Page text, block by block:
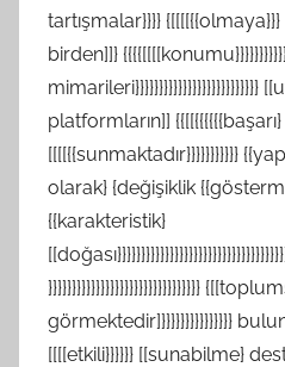
tartışmalar}}}}
birden]]}
mimarileri}}}}}}}}}}}}}}}}}}}}}}}}}}
platformların]]
[[[[{{sunmaktadır}}}}}}}}}}}
olarak} {değişiklik
{{karakteristik}
}}}}}}}}}}}}}}}}}}}}}}}}}}}}}}}}
görmektedir]}}}}}}}}}}}}}}}
[[[[etkili}}}}}} [[sunabilme}